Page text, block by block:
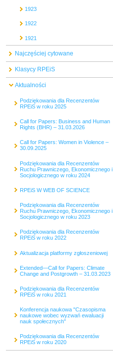
1923
1922
1921
Najczęściej cytowane
Klasycy RPEiS
Aktualności
Podziękowania dla Recenzentów
RPEiS w roku 2025
Call for Papers: Business and Human
Rights (BHR) – 31.03.2026
Call for Papers: Women in Violence –
30.09.2025
Podziękowania dla Recenzentów
Ruchu Prawniczego, Ekonomicznego i
Socjologicznego w roku 2024
RPEiS W WEB OF SCIENCE
Podziękowania dla Recenzentów
Ruchu Prawniczego, Ekonomicznego i
Socjologicznego w roku 2023
Podziękowania dla Recenzentów
RPEiS w roku 2022
Aktualizacja platformy zgłoszeniowej
Extended—Call for Papers: Climate
Change and Postgrowth – 31.03.2023
Podziękowania dla Recenzentów
RPEiS w roku 2021
Konferencja naukowa "Czasopisma
naukowe wobec wyzwań ewaluacji
nauk społecznych"
Podziękowania dla Recenzentów
RPEiS w roku 2020